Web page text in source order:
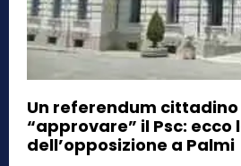
Un referendum
“approvare” il Psc: ecco
dell’opposizione a Palmi